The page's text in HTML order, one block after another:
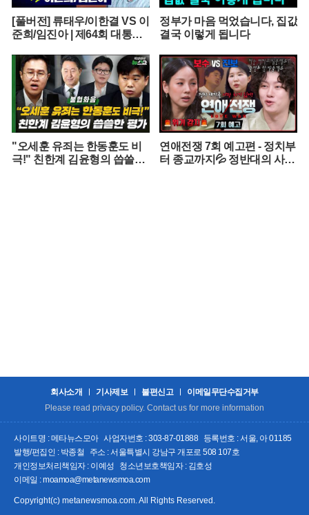
[풀버전] 류태우/이한결 VS 이
준희/임진아 | 제64회 대통령
승 (26.07.22 방송)
정부가 마음 먹었습니다, 집값
결국 이렇게 됩니다
"오세훈 유죄는 한동훈도 비
극!" 친한계 김윤형의 씁쓸한
연애전쟁 7회 예고편 - 정치부
터 종교까지💦 정반대의 사상
회사소개 기사제보 불편신고
이메일무단수집거부
Please read privacy policy. Contact us for more information
사이트명 : 메타뉴스모아 사업자번호 : 303-87-01888
등록번호 : 서울, 아 01185
발행/편집인 : 박종철
주소 : 서울특별시 강남구 개포로 508 107호
개인정보처리책임자 : 이예성
청소년보호책임자 : 김호성
이메일 : moamoa@metanewsmoa.com
Copyright(c) metanewsmoa.com. All Rights Reserved.